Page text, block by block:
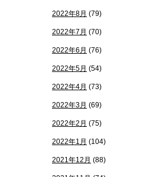
2022年8月 (79)
2022年7月 (70)
2022年6月 (76)
2022年5月 (54)
2022年4月 (73)
2022年3月 (69)
2022年2月 (75)
2022年1月 (104)
2021年12月 (88)